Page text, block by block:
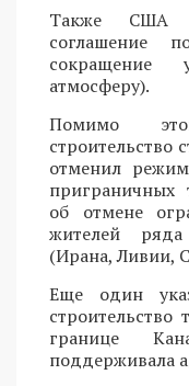
Также США
соглашение
сокращение
атмосферу).
Помимо
строительство
отменил
приграничных
об отмене
жителей
(Ирана, Ливии,
Еще один
строительство
границе
поддерживала